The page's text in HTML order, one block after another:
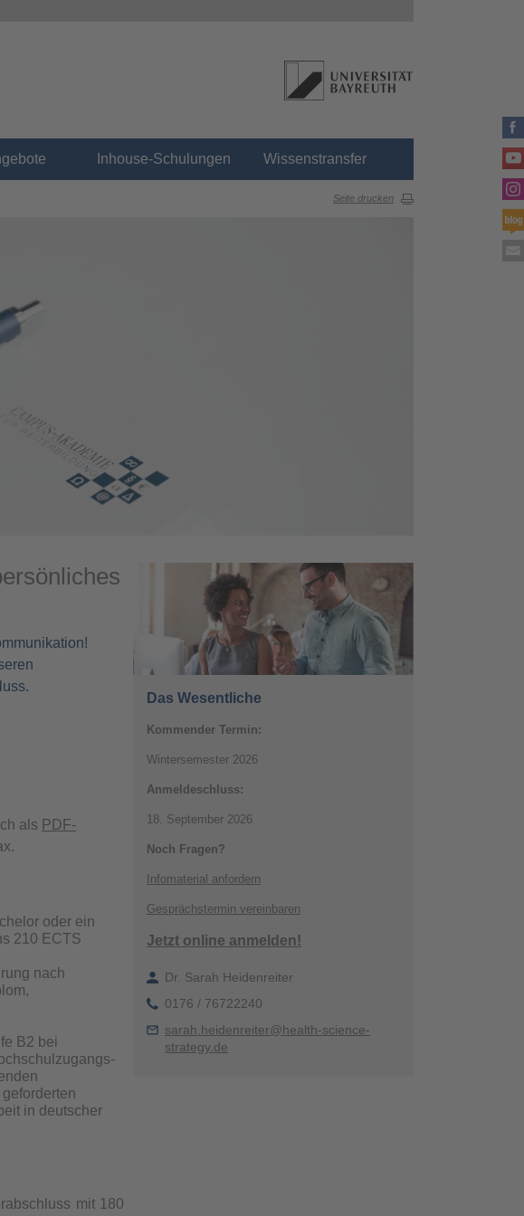
Inhouse-Schulungen Wissenstransfer
Seite drucken
als PDF-
oder ein
210 ECTS
nach
B2 bei
in deutscher
mit 180
Das Wesentliche
Kommender Termin:
Wintersemester 2026
Anmeldeschluss:
18. September 2026
Noch Fragen?
Infomaterial anfordern
Gesprächstermin vereinbaren
Jetzt online anmelden!
Dr. Sarah Heidenreiter
0176 / 76722240
sarah.heidenreiter@health-science-
strategy.de